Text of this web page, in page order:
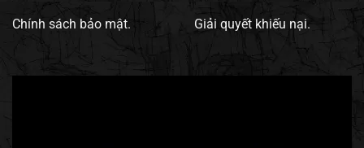
Chính sách bảo mật. Giải quyết khiếu nại.